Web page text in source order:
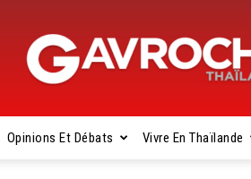
Gavroche
Opinions Et Débats Vivre En Thaïlande